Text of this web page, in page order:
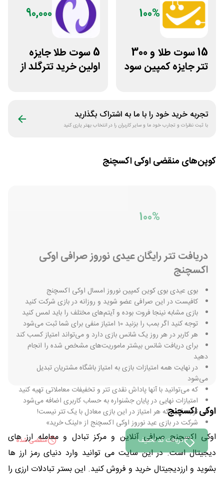
100%
15 سوت طلا و 300
تتر جایزه کمپین سود
90,000
5 سوت طلا جایزه
اولین خرید تترگلد از
تجربه خرید خود را با ما به اشتراک بگذارید
با ثبت نظرات و تجارب خود ما و سایر کاربران را در انتخاب بهتر یاری کنید
کوپن‌های منقضیاوکی اکسچنج
100%
دریافت تتر رایگان عیدی نوروز صرافی اوکی
اکسچنج
بوی عیدی بوی کوین کمپین نوروز امسال اوکی اکسچنج
کافیست در این صرافی عضو شوید و روزانه در بازی شرکت کنید
بازی مشابه نینجا فروت بوده و آیتم‌های مختلف را باید لمس کنید
توجه کنید اگر بمب را بزنید 10 امتیاز منفی برای شما ثبت می‌شود
هر کاربر در هر روز یک شانس بازی دارد و می‌تواند امتیاز کسب کند
برای دریافت شانس بیشتر ماموریت‌های مشخص شده را انجام
دهید
در نهایت همه امتیازات بازی به امتیاز باشگاه مشتریان تبدیل
می‌شود
که می‌توانید با آنها پاداش نقدی تتر و تخفیفات معاملاتی تهیه کنید
امتیازات نهایی در پایان جشنواره به حساب کاربری اضافه می‌شود
توجه کنید که هر امتیاز در این بازی معادل با یک تتر نیست!
شرکت در بازی عید نوروز اوکی اکسچنج از «لینک خرید»
دریافت کد تخفیف
منقضی شده
اوکی اکسچنج
اوکی اکسچنج صرافی آنلاین و مرکز تبادل و معامله ارز های
دیجیتال است. در این سایت می توانید وارد دنیای رمز ارز ها
بشوید و ارزدیجیتال خرید و فروش کنید. این بستر تبادلات ارزی را